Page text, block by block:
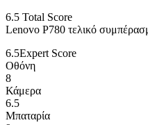
6.5 Total Score
Lenovo P780 τελικό
6.5Expert Score
Οθόνη
8
Κάμερα
6.5
Μπαταρία